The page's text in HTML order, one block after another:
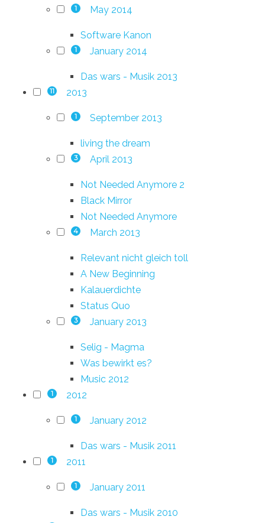
1 May 2014
Software Kanon
1 January 2014
Das wars - Musik 2013
11 2013
1 September 2013
living the dream
3 April 2013
Not Needed Anymore 2
Black Mirror
Not Needed Anymore
4 March 2013
Relevant nicht gleich toll
A New Beginning
Kalauerdichte
Status Quo
3 January 2013
Selig - Magma
Was bewirkt es?
Music 2012
1 2012
1 January 2012
Das wars - Musik 2011
1 2011
1 January 2011
Das wars - Musik 2010